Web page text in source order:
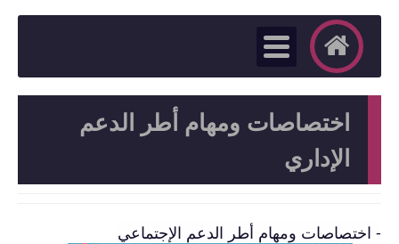
اختصاصات ومهام أطر الدعم
الإداري
اختصاصات ومهام أطر الدعم التربوي
- اختصاصات ومهام أطر الدعم الإجتماعي